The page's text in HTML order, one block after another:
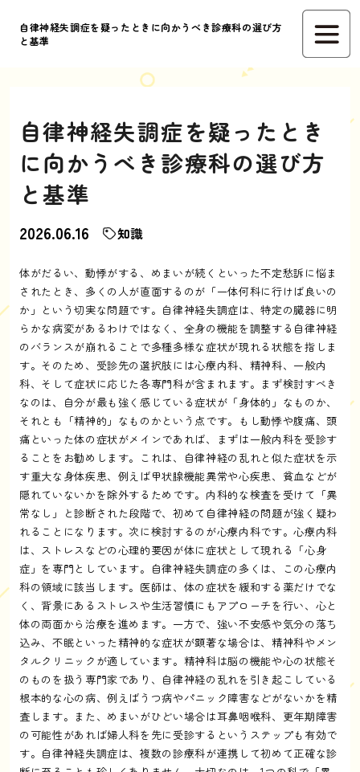
自律神経失調症を疑ったときに向かうべき診療科の選び方
と基準
自律神経失調症を疑ったとき
に向かうべき診療科の選び方
と基準
2026.06.16 知識
体がだるい、動悸がする、めまいが続くといった不定愁訴に悩ま
されたとき、多くの人が直面するのが「一体何科に行けば良いの
か」という切実な問題です。自律神経失調症は、特定の臓器に明
らかな病変があるわけではなく、全身の機能を調整する自律神経
のバランスが崩れることで多種多様な症状が現れる状態を指しま
す。そのため、受診先の選択肢には心療内科、精神科、一般内
科、そして症状に応じた各専門科が含まれます。まず検討すべき
なのは、自分が最も強く感じている症状が「身体的」なものか、
それとも「精神的」なものかという点です。もし動悸や腹痛、頭
痛といった体の症状がメインであれば、まずは一般内科を受診す
ることをお勧めします。これは、自律神経の乱れと似た症状を示
す重大な身体疾患、例えば甲状腺機能異常や心疾患、貧血などが
隠れていないかを除外するためです。内科的な検査を受けて「異
常なし」と診断された段階で、初めて自律神経の問題が強く疑わ
れることになります。次に検討するのが心療内科です。心療内科
は、ストレスなどの心理的要因が体に症状として現れる「心身
症」を専門としています。自律神経失調症の多くは、この心療内
科の領域に該当します。医師は、体の症状を緩和する薬だけでな
く、背景にあるストレスや生活習慣にもアプローチを行い、心と
体の両面から治療を進めます。一方で、強い不安感や気分の落ち
込み、不眠といった精神的な症状が顕著な場合は、精神科やメン
タルクリニックが適しています。精神科は脳の機能や心の状態そ
のものを扱う専門家であり、自律神経の乱れを引き起こしている
根本的な心の病、例えばうつ病やパニック障害などがないかを精
査します。また、めまいがひどい場合は耳鼻咽喉科、更年期障害
の可能性があれば婦人科を先に受診するというステップも有効で
す。自律神経失調症は、複数の診療科が連携して初めて正確な診